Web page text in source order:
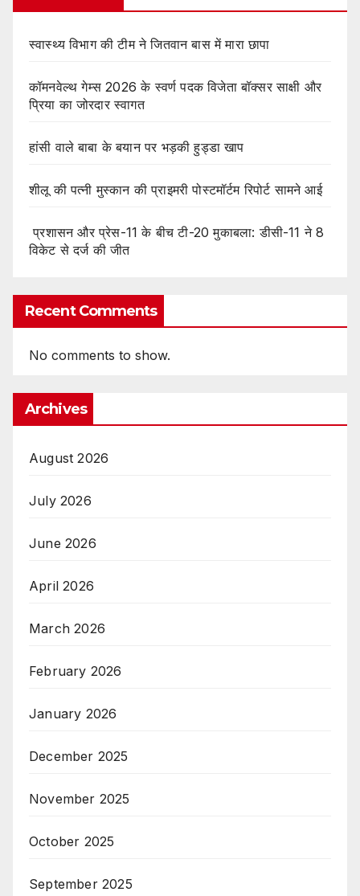
स्वास्थ्य विभाग की टीम ने जितवान बास में मारा छापा
कॉमनवेल्थ गेम्स 2026 के स्वर्ण पदक विजेता बॉक्सर साक्षी और
प्रिया का जोरदार स्वागत
हांसी वाले बाबा के बयान पर भड़की हुड्डा खाप
शीलू की पत्नी मुस्कान की प्राइमरी पोस्टमॉर्टम रिपोर्ट सामने आई
प्रशासन और प्रेस-11 के बीच टी-20 मुकाबला: डीसी-11 ने 8
विकेट से दर्ज की जीत
Recent Comments
No comments to show.
Archives
August 2026
July 2026
June 2026
April 2026
March 2026
February 2026
January 2026
December 2025
November 2025
October 2025
September 2025